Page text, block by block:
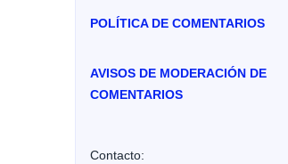
POLÍTICA DE COMENTARIOS
AVISOS DE MODERACIÓN DE
COMENTARIOS
Contacto: